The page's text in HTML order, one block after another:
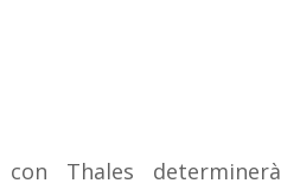
con Thales determinerà